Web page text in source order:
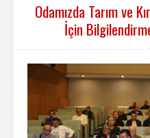
Odamızda Tarım ve
İçin